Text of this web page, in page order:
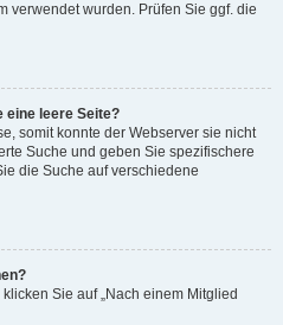
verwendet wurden. Prüfen Sie ggf. die
eine leere Seite?
somit konnte der Webserver sie nicht
Suche und geben Sie spezifischere
die Suche auf verschiedene
Sie auf „Nach einem Mitglied